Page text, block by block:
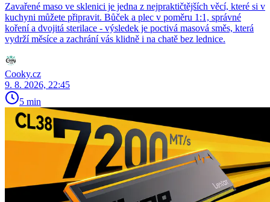
Zavařené maso ve sklenici je jedna z nejpraktičtějších věcí, které si v
kuchyni můžete připravit. Bůček a plec v poměru 1:1, správné
koření a dvojitá sterilace - výsledek je poctivá masová směs, která
vydrží měsíce a zachrání vás klidně i na chatě bez lednice.
Cooky.cz
9. 8. 2026, 22:45
5 min